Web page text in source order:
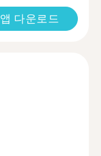
앱 다운로드